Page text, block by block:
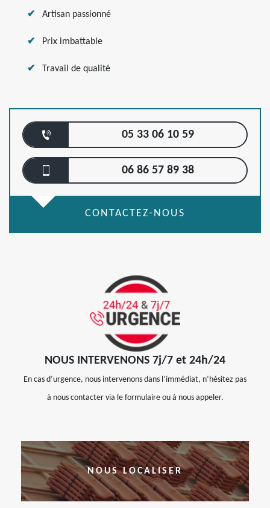
Artisan passionné
Prix imbattable
Travail de qualité
05 33 06 10 59
06 86 57 89 38
CONTACTEZ-NOUS
NOUS INTERVENONS 7j/7 et 24h/24
En cas d’urgence, nous intervenons dans l’immédiat, n’hésitez pas
à nous contacter via le formulaire ou à nous appeler.
NOUS LOCALISER